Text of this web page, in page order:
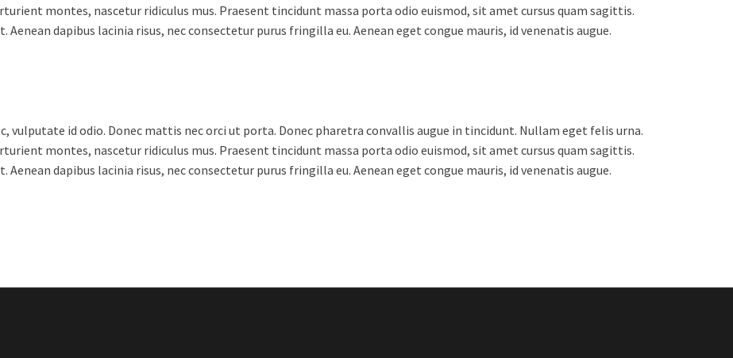
montes, nascetur ridiculus mus. Praesent tincidunt massa porta odio euismod, sit amet cursus quam sagittis.
dapibus lacinia risus, nec consectetur purus fringilla eu. Aenean eget congue mauris, id venenatis augue.
vulputate id odio. Donec mattis nec orci ut porta. Donec pharetra convallis augue in tincidunt. Nullam eget felis urna.
montes, nascetur ridiculus mus. Praesent tincidunt massa porta odio euismod, sit amet cursus quam sagittis.
dapibus lacinia risus, nec consectetur purus fringilla eu. Aenean eget congue mauris, id venenatis augue.